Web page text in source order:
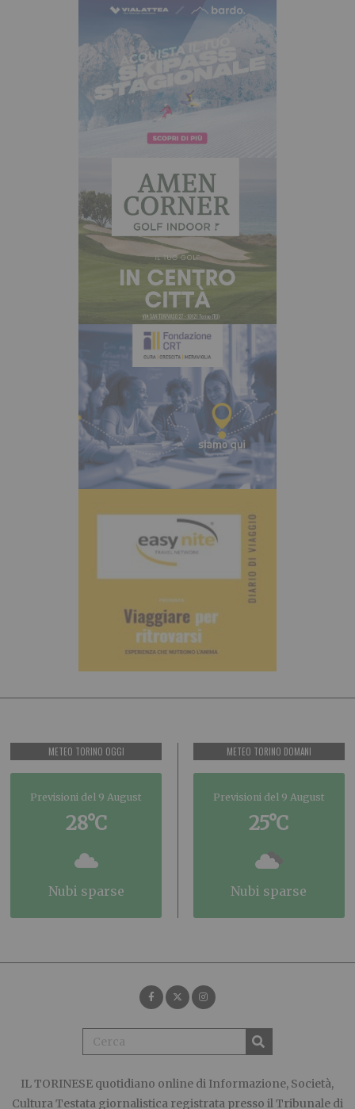
METEO TORINO OGGI
Previsioni del 9 August
28°C
nubi sparse
METEO TORINO DOMANI
Previsioni del 9 August
25°C
nubi sparse
IL TORINESE quotidiano online di Informazione, Società,
Cultura Testata giornalistica registrata presso il Tribunale di